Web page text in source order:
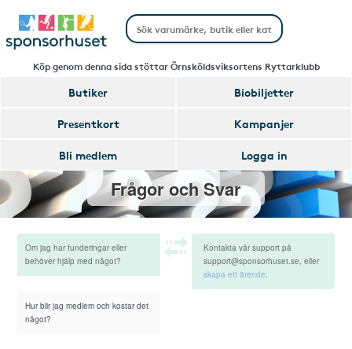
Köp genom denna sida stöttar Örnsköldsviksortens Ryttarklubb
Butiker
Biobiljetter
Presentkort
Kampanjer
Bli medlem
Logga in
Frågor och Svar
Om jag har funderingar eller
behöver hjälp med något?
Hur blir jag medlem och kostar det
något?
Kontakta vår support på
support@sponsorhuset.se, eller
skapa ett ärende.